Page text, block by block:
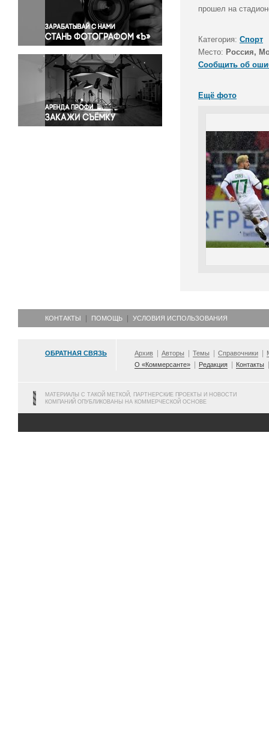
Правосудие
Происшествия и конфликты
Религия
Светская жизнь
Спорт
Экология
Экономика и бизнес
прошел на
Категория: Спорт
Место: Россия,
Сообщить об
Ещё фото
КОНТАКТЫ ПОМОЩЬ УСЛОВИЯ ИСПОЛЬЗОВАНИЯ
ОБРАТНАЯ СВЯЗЬ Архив Авторы Темы Справочники
О «Коммерсанте»
Редакция Контакты
МАТЕРИАЛЫ С ТАКОЙ МЕТКОЙ, ПАРТНЕРСКИЕ ПРОЕКТЫ И НОВОСТИ
КОМПАНИЙ ОПУБЛИКОВАНЫ НА КОММЕРЧЕСКОЙ ОСНОВЕ